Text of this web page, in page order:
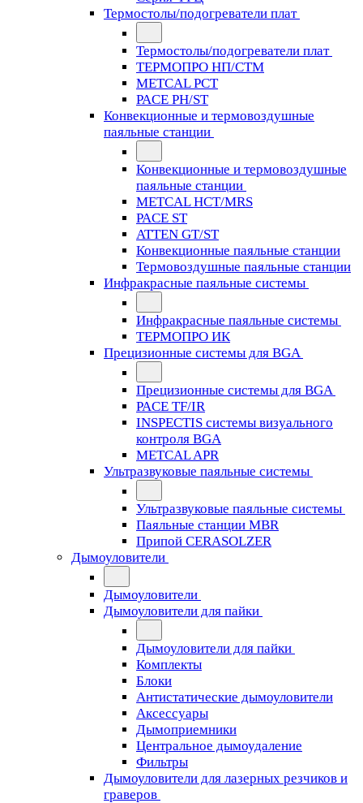
Термостолы/подогреватели плат
Термостолы/подогреватели плат
ТЕРМОПРО НП/СТМ
METCAL PCT
PACE PH/ST
Конвекционные и термовоздушные
паяльные станции
Конвекционные и термовоздушные
паяльные станции
METCAL HCT/MRS
PACE ST
ATTEN GT/ST
Конвекционные паяльные станции
Термовоздушные паяльные станции
Инфракрасные паяльные системы
Инфракрасные паяльные системы
ТЕРМОПРО ИК
Прецизионные системы для BGA
Прецизионные системы для BGA
PACE TF/IR
INSPECTIS системы визуального
контроля BGA
METCAL APR
Ультразвуковые паяльные системы
Ультразвуковые паяльные системы
Паяльные станции MBR
Припой CERASOLZER
Дымоуловители
Дымоуловители
Дымоуловители для пайки
Дымоуловители для пайки
Комплекты
Блоки
Антистатические дымоуловители
Аксессуары
Дымоприемники
Центральное дымоудаление
Фильтры
Дымоуловители для лазерных резчиков и
граверов